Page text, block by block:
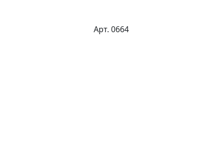
Арт. 0664